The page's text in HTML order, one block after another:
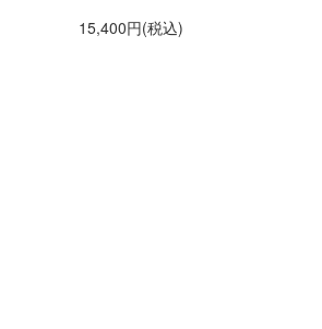
15,400円(税込)